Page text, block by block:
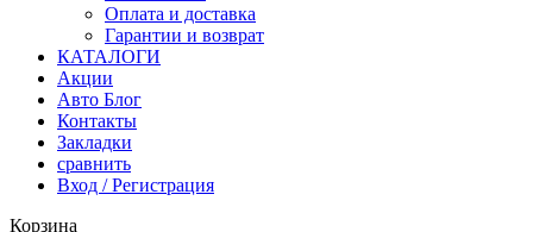
Оплата и доставка
Гарантии и возврат
КАТАЛОГИ
Акции
Авто Блог
Контакты
Закладки
сравнить
Вход / Регистрация
Корзина